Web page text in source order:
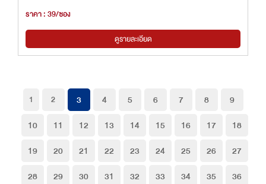
ราคา : 39/ซอง
ดูรายละเอียด
1 2 3 4 5 6 7 8
9
10
11 12 13 14 15 16 17
18
19
20 21 22 23 24 25 26
27
28
29 30 31 32 33 34 35
36